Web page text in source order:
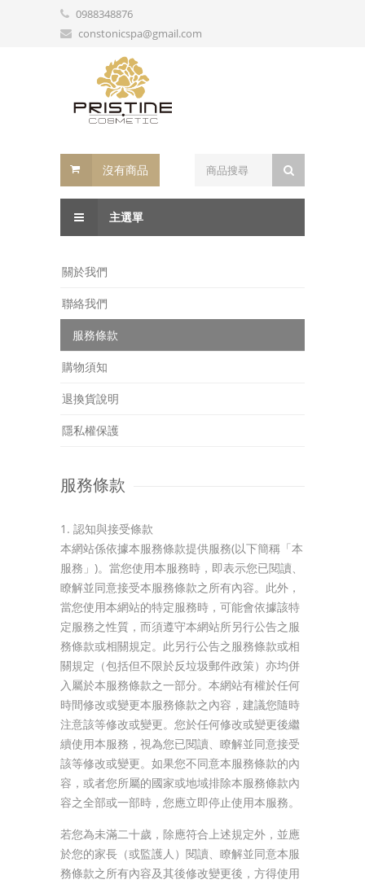
0988348876
constonicspa@gmail.com
沒有商品
主選單
關於我們
聯絡我們
服務條款
購物須知
退換貨說明
隱私權保護
服務條款
1. 認知與接受條款
本網站係依據本服務條款提供服務(以下簡稱「本
服務」)。當您使用本服務時，即表示您已閱讀、
瞭解並同意接受本服務條款之所有內容。此外，
當您使用本網站的特定服務時，可能會依據該特
定服務之性質，而須遵守本網站所另行公告之服
務條款或相關規定。此另行公告之服務條款或相
關規定（包括但不限於反垃圾郵件政策）亦均併
入屬於本服務條款之一部分。本網站有權於任何
時間修改或變更本服務條款之內容，建議您隨時
注意該等修改或變更。您於任何修改或變更後繼
續使用本服務，視為您已閱讀、瞭解並同意接受
該等修改或變更。如果您不同意本服務條款的內
容，或者您所屬的國家或地域排除本服務條款內
容之全部或一部時，您應立即停止使用本服務。
若您為未滿二十歲，除應符合上述規定外，並應
於您的家長（或監護人）閱讀、瞭解並同意本服
務條款之所有內容及其後修改變更後，方得使用